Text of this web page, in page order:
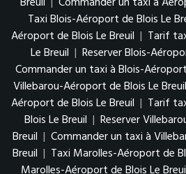
Taxi Blois-Aéroport de Blois Le
Aéroport de Blois Le Breuil | Tarif
Le Breuil | Reserver Blois-
Commander un taxi à Blois-
Villebarou-Aéroport de Blois Le Breuil
Aéroport de Blois Le Breuil | Tarif
Blois Le Breuil | Reserver
Breuil | Commander un taxi à
Breuil | Taxi Marolles-Aéroport de
Marolles-Aéroport de Blois Le